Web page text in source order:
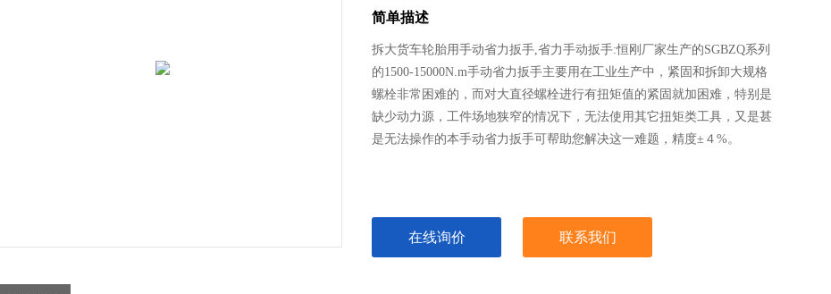
简单描述
拆大货车轮胎用手动省力扳手,省力手动扳手:恒刚厂家生产的SGBZQ系列
的1500-15000N.m手动省力扳手主要用在工业生产中，紧固和拆卸大规格
螺栓非常困难的，而对大直径螺栓进行有扭矩值的紧固就加困难，特别是
缺少动力源，工件场地狭窄的情况下，无法使用其它扭矩类工具，又是甚
是无法操作的本手动省力扳手可帮助您解决这一难题，精度±４%。
在线询价 联系我们